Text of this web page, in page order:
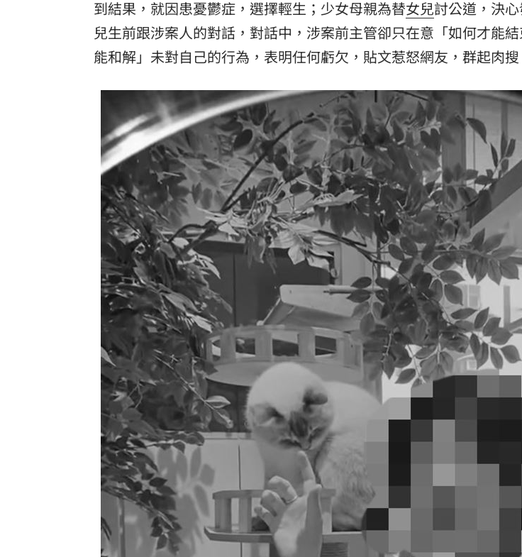
理想混蛋號召粉絲跨海追星吃美食！ 18:15
到結果，就因患憂鬱症，選擇輕生；少女母親為替女兒討公道，決
兒生前跟涉案人的對話，對話中，涉案前主管卻只在意「如何才能
能和解」未對自己的行為，表明任何虧欠，貼文惹怒網友，群起肉搜